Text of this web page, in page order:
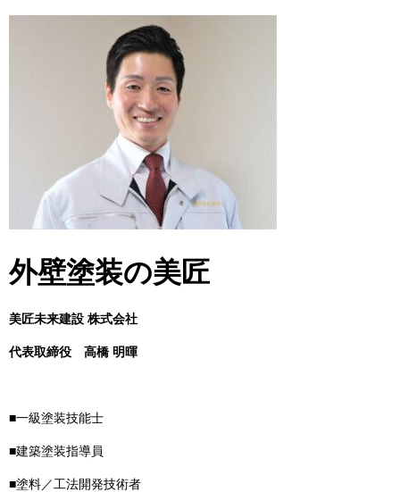
外壁塗装の美匠
美匠未来建設 株式会社
代表取締役 高橋 明暉
■一級塗装技能士
■建築塗装指導員
■塗料／工法開発技術者